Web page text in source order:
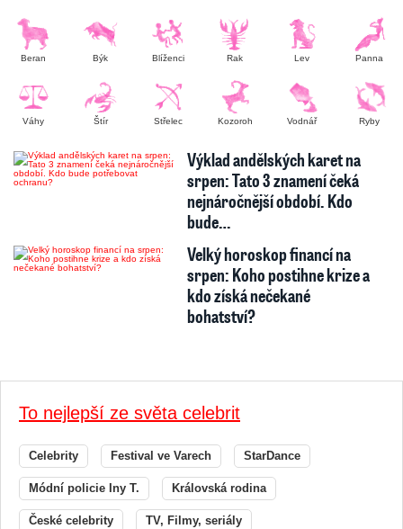
Beran Býk Blíženci Rak Lev Panna
Váhy Štír Střelec Kozoroh Vodnář Ryby
Výklad andělských karet na
srpen: Tato 3 znamení čeká
nejnáročnější období. Kdo
bude…
Velký horoskop financí na
srpen: Koho postihne krize a
kdo získá nečekané
bohatství?
To nejlepší ze světa celebrit
Celebrity Festival ve Varech StarDance
Módní policie Iny T. Královská rodina
České celebrity TV, Filmy, seriály